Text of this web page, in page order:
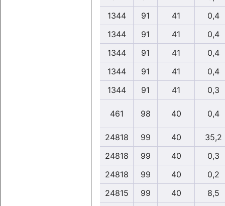
1344
91 41
0,4
1344
91 41
0,4
1344
91 41
0,4
1344
91 41
0,4
1344
91 41 0,3
461 98 40 0,4
24818 99 40
35,2
24818
99 40
0,3
24818
99 40
0,2
24815
99 40
8,5